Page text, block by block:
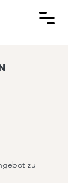
zu